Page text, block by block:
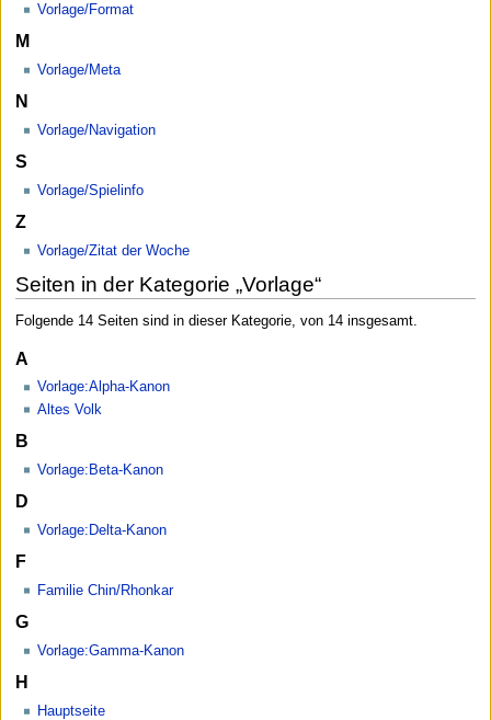
Vorlage/Format
M
Vorlage/Meta
N
Vorlage/Navigation
S
Vorlage/Spielinfo
Z
Vorlage/Zitat der Woche
Seiten in der Kategorie „Vorlage“
Folgende 14 Seiten sind in dieser Kategorie, von 14 insgesamt.
A
Vorlage:Alpha-Kanon
Altes Volk
B
Vorlage:Beta-Kanon
D
Vorlage:Delta-Kanon
F
Familie Chin/Rhonkar
G
Vorlage:Gamma-Kanon
H
Hauptseite